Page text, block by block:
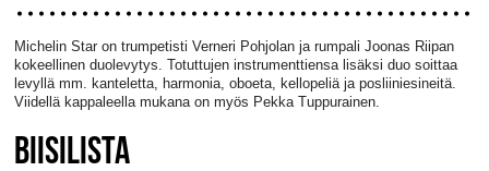
Michelin Star on trumpetisti Verneri Pohjolan ja rumpali Joonas Riipan
kokeellinen duolevytys. Totuttujen instrumenttiensa lisäksi duo soittaa
levyllä mm. kanteletta, harmonia, oboeta, kellopeliä ja posliiniesineitä.
Viidellä kappaleella mukana on myös Pekka Tuppurainen.
BIISILISTA